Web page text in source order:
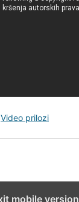
Video prilozi
mobile version